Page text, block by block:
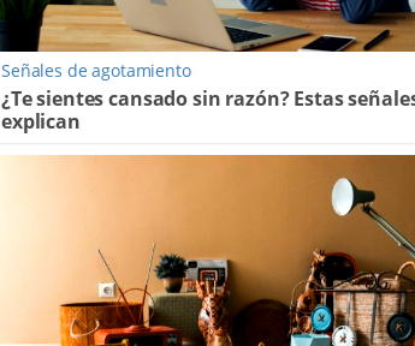
Señales de agotamiento
¿Te sientes cansado sin razón? Estas
explican